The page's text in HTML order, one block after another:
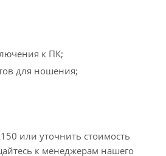
к ПК;
для ношения;
или уточнить стоимость
к менеджерам нашего